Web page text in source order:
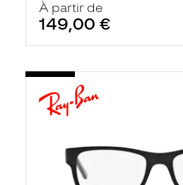
À partir de
149,00 €